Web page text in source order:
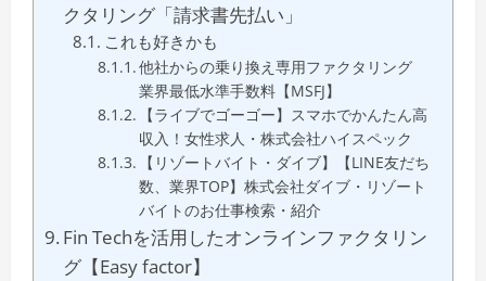
クタリング「請求書先払い」
これも好きかも
他社からの乗り換え専用ファクタリング
業界最低水準手数料【MSFJ】
【ライブでゴーゴー】スマホでかんたん高
収入！女性求人・株式会社ハイスペック
【リゾートバイト・ダイブ】【LINE友だち
数、業界TOP】株式会社ダイブ・リゾート
バイトのお仕事検索・紹介
Fin Techを活用したオンラインファクタリン
グ【Easy factor】